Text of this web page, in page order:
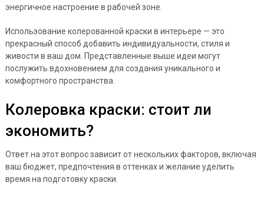
энергичное настроение в рабочей зоне.
Использование колерованной краски в интерьере — это
прекрасный способ добавить индивидуальности, стиля и
живости в ваш дом. Представленные выше идеи могут
послужить вдохновением для создания уникального и
комфортного пространства.
Колеровка краски: стоит ли
экономить?
Ответ на этот вопрос зависит от нескольких факторов, включая
ваш бюджет, предпочтения в оттенках и желание уделить
время на подготовку краски.